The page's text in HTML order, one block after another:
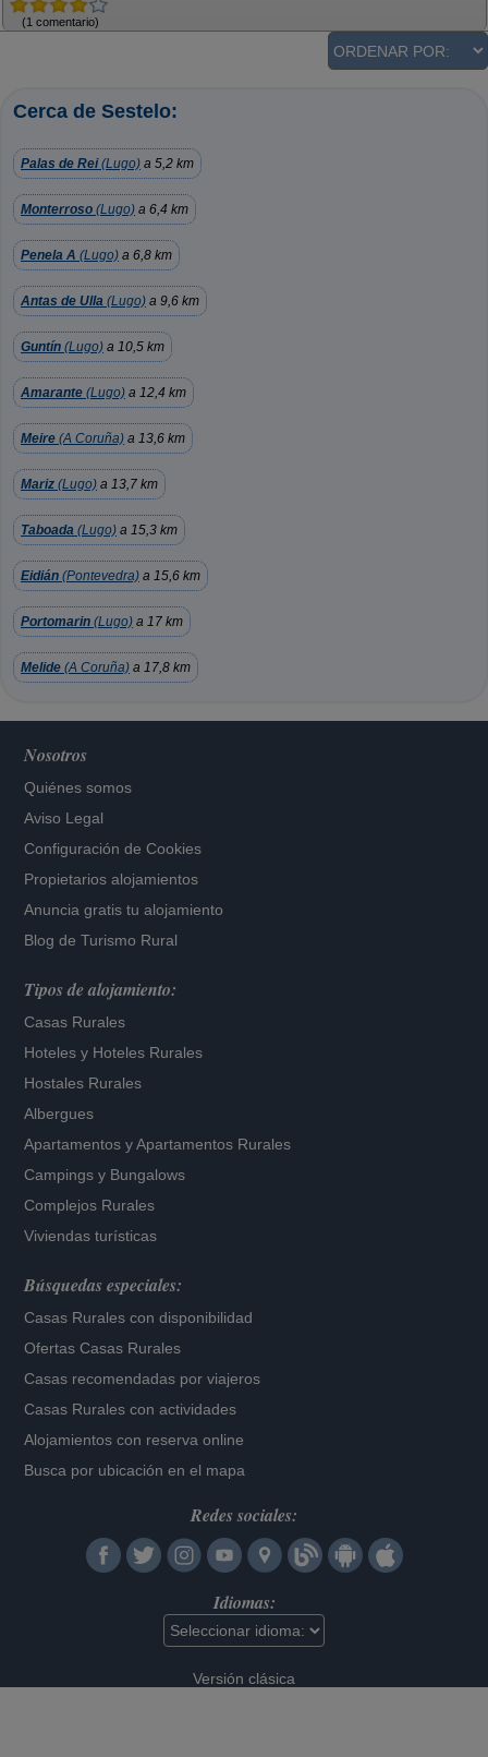
(1 comentario)
Cerca de Sestelo:
Palas de Rei(Lugo) a 5,2 km
Monterroso (Lugo) a 6,4 km
Penela A (Lugo) a 6,8 km
Antas de Ulla (Lugo) a 9,6 km
Guntín (Lugo) a 10,5 km
Amarante (Lugo) a 12,4 km
Meire (A Coruña) a 13,6 km
Mariz (Lugo) a 13,7 km
Taboada (Lugo) a 15,3 km
Eidián (Pontevedra) a 15,6 km
Portomarin (Lugo) a 17 km
Melide (A Coruña) a 17,8 km
Nosotros
Quiénes somos
Aviso Legal
Configuración de Cookies
Propietarios alojamientos
Anuncia gratis tu alojamiento
Blog de Turismo Rural
Tipos de alojamiento:
Casas Rurales
Hoteles y Hoteles Rurales
Hostales Rurales
Albergues
Apartamentos yApartamentos Rurales
Campings y Bungalows
Complejos Rurales
Viviendas turísticas
Búsquedas especiales:
Casas Rurales con disponibilidad
Ofertas Casas Rurales
Casas recomendadas por viajeros
Casas Rurales con actividades
Alojamientos con reserva online
Busca por ubicación en el mapa
Redes sociales:
Idiomas:
Versión clásica